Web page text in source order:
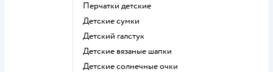
Перчатки детские
Детские сумки
Детский галстук
Детские вязаные шапки
Детские солнечные очки